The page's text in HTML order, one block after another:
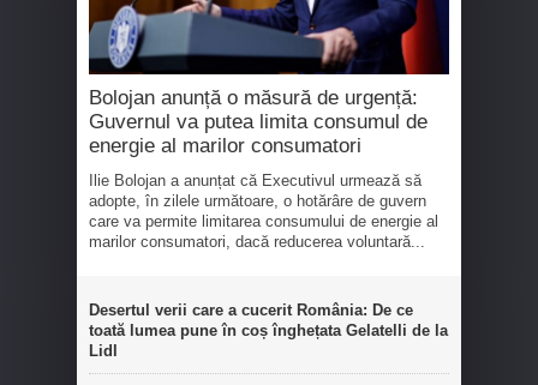
Bolojan anunță o măsură de urgență:
Guvernul va putea limita consumul de
energie al marilor consumatori
Ilie Bolojan a anunțat că Executivul urmează să
adopte, în zilele următoare, o hotărâre de guvern
care va permite limitarea consumului de energie al
marilor consumatori, dacă reducerea voluntară...
Desertul verii care a cucerit România: De ce
toată lumea pune în coș înghețata Gelatelli de la
Lidl